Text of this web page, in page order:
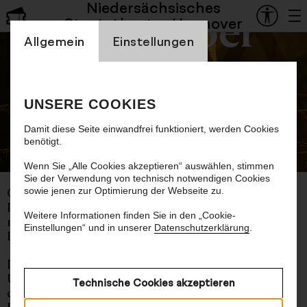
Einstellung Cookienbanner
Allgemein
Einstellungen
UNSERE COOKIES
Damit diese Seite einwandfrei funktioniert, werden Cookies
benötigt.
Wenn Sie „Alle Cookies akzeptieren“ auswählen, stimmen
Sie der Verwendung von technisch notwendigen Cookies
sowie jenen zur Optimierung der Webseite zu.
Weitere Informationen finden Sie in den „Cookie-
Einstellungen“ und in unserer Datenschutzerklärung
Technische Cookies akzeptieren
Niedersächsisches
Staatstheater Hannover
Staatsoper
Oper von Pascal Dusapin
Libretto vom Komponisten und Beate Haeckl
nach Heinrich von Kleist
Deutsche Erstaufführung
Deutsch mit deutschen und englischen
Übertiteln
ca. 1 Stunde 45 Minuten, keine Pause